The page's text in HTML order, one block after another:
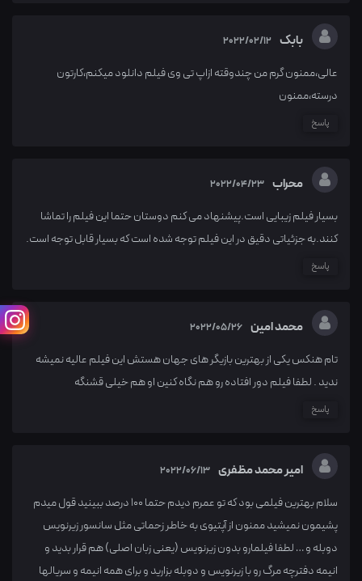
بابک 2022/02/12
عالی،ممنون گرم من چندوقته ازاپ تی وی فیلم دانلود میکنم،کارتون
درسته،ممنون
پاسخ
محراب 2022/04/23
بسیار فیلم زیبایی است.پیشنهاد می کنم دوستان حتما این فیلم را تماشا
کنند.به جزئیاتی دقیق در این فیلم توجه شده است که بسیار قابل توجه است.
پاسخ
محمد امین 2022/05/26
تام هنکس یکی از بهترین بازیگر های جهان هستش این فیلم عالیه نمیشه
ندید . لطفا فیلم دور افتاده رو هم نگاه کنین او هم خیلی قشنگه
پاسخ
امیر محمد مظفری 2022/06/13
سلام بهترین فیلمی بود که تو عمرم دیدم حتما ۱۰۰ درصد ببینید قول میدم
پشیمون نمیشید ممنون از آپتیوی به خاطر زحماتی مثل سانسور زیرنویس
دوبله و … لطفا فیلمارو بدون زیرنویس (یعنی زبان اصلی) هم قرار بدید و
انیمه دفترچه مرگ رو با زیرنویس و دوبله بزارید و برای همه انیمه و سریالها